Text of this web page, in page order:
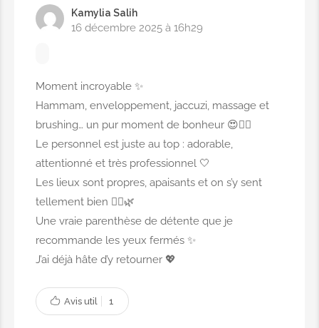
5,00€
4,00€
Sourcils
3,00€
Corps complet
25,00€
BEAUTÉ DES MAINS ET DES PIEDS
Kamylia Salih
16 décembre 2025 à 16h29
Moment incroyable ✨
Hammam, enveloppement, jaccuzi, massage et
brushing… un pur moment de bonheur 😍💆‍♀️
Le personnel est juste au top : adorable,
attentionné et très professionnel 🤍
Les lieux sont propres, apaisants et on s’y sent
tellement bien 🧖‍♀️🌿
Une vraie parenthèse de détente que je
recommande les yeux fermés ✨
J’ai déjà hâte d’y retourner 💖
Avis util 1